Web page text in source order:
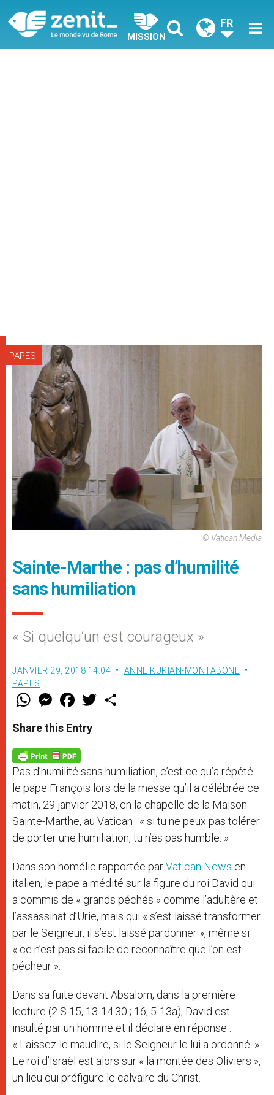
MISSION
FR
PAPES
© Vatican Media
Sainte-Marthe : pas d’humilité
sans humiliation
« Si quelqu’un est courageux »
JANVIER 29, 2018 14:04
ANNE KURIAN-MONTABONE
PAPES
W
t
s
p
p
M
e
s
e
g
e
r
F
a
e
b
o
k
w
Share this Entry
Pas d’humilité sans humiliation, c’est ce qu’a répété
le pape François lors de la messe qu’il a célébrée ce
matin, 29 janvier 2018, en la chapelle de la Maison
Sainte-Marthe, au Vatican : « si tu ne peux pas tolérer
de porter une humiliation, tu n’es pas humble. »
Dans son homélie rapportée parVatican News en
italien, le pape a médité sur la figure du roi David qui
a commis de « grands péchés » comme l’adultère et
l’assassinat d’Urie, mais qui « s’est laissé transformer
par le Seigneur, il s’est laissé pardonner », même si
« ce n’est pas si facile de reconnaître que l’on est
pécheur ».
Dans sa fuite devant Absalom, dans la première
lecture (2 S 15, 13-14.30 ; 16, 5-13a), David est
insulté par un homme et il déclare en réponse :
« Laissez-le maudire, si le Seigneur le lui a ordonné. »
Le roi d’Israël est alors sur « la montée des Oliviers »,
un lieu qui préfigure le calvaire du Christ.